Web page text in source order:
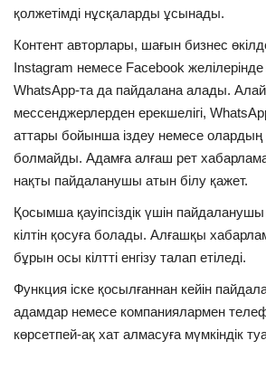
қолжетімді нұсқаларды ұсынады.
Контент авторлары, шағын бизнес
Instagram немесе Facebook
WhatsApp-та да пайдалана алады.
мессенджерлерден ерекшелігі,
аттары бойынша іздеу немесе
болмайды. Адамға алғаш рет
нақты пайдаланушы атын білу қажет.
Қосымша қауіпсіздік үшін
кілтін қосуға болады. Алғашқы
бұрын осы кілтті енгізу талап етіледі.
Функция іске қосылғаннан кейін
адамдар немесе компаниялармен
көрсетпей-ақ хат алмасуға мүмкіндік